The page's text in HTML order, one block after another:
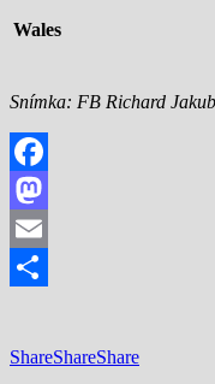
Wales
Snímka: FB Richard Jakub
Facebook
Mastodon
Email
ShareShareShare